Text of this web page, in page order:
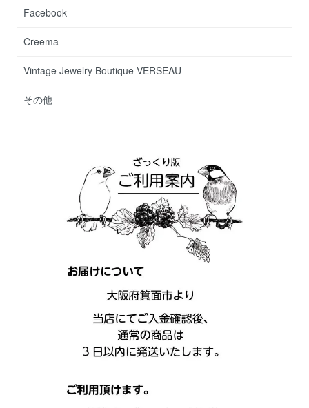
Facebook
Creema
Vintage Jewelry Boutique VERSEAU
その他